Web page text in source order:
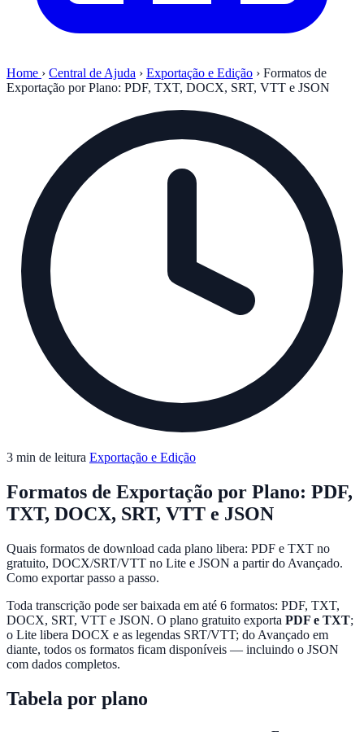
Home › Central de Ajuda › Exportação e Edição › Formatos de
Exportação por Plano: PDF, TXT, DOCX, SRT, VTT e JSON
3 min de leitura Exportação e Edição
Formatos de Exportação por Plano: PDF,
TXT, DOCX, SRT, VTT e JSON
Quais formatos de download cada plano libera: PDF e TXT no
gratuito, DOCX/SRT/VTT no Lite e JSON a partir do Avançado.
Como exportar passo a passo.
Toda transcrição pode ser baixada em até 6 formatos: PDF, TXT,
DOCX, SRT, VTT e JSON. O plano gratuito exporta PDF e TXT;
o Lite libera DOCX e as legendas SRT/VTT; do Avançado em
diante, todos os formatos ficam disponíveis — incluindo o JSON
com dados completos.
Tabela por plano